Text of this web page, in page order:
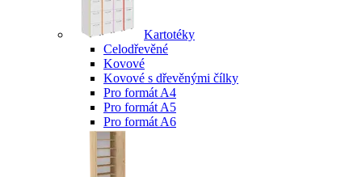
Kartotéky
Celodřevěné
Kovové
Kovové s dřevěnými čílky
Pro formát A4
Pro formát A5
Pro formát A6